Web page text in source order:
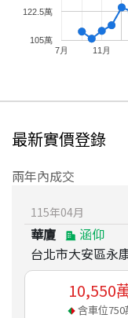
7月 11月
105萬
122.5萬
最新實價登錄
兩年內成交
115年04月
華廈
涵仰
台北市大安區永
10,550
含車位750